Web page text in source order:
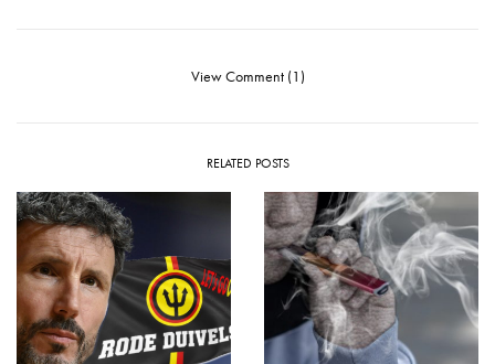
View Comment (1)
RELATED POSTS